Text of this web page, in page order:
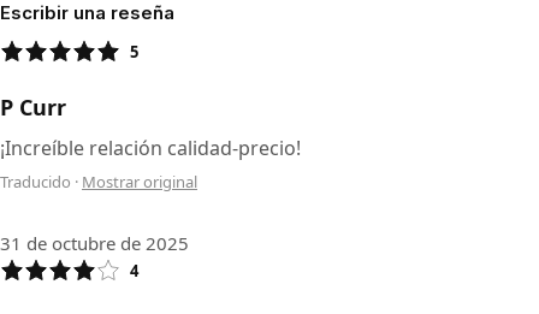
Escribir una reseña
5
P Curr
¡Increíble relación calidad-precio!
Traducido · Mostrar original
31 de octubre de 2025
4